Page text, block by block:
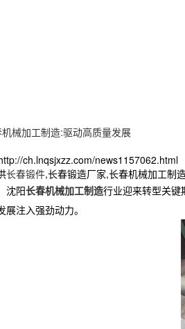
械加工制造:驱动高质量发展
ch.lnqsjxzz.com/news1157062.html
长春锻件,长春锻造厂家,长春机械加工制
沈阳长春机械加工制造行业迎来转型关键
注入强劲动力。